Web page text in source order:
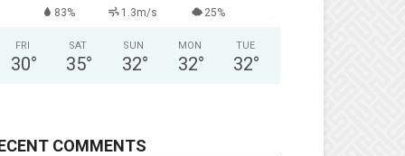
83% 1.3m/s 25%
FRI
30°
SAT
35°
SUN
32°
MON
32°
TUE
32°
COMMENTS